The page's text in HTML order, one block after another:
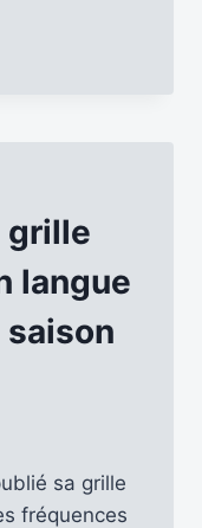
grille
langue
sa grille
fréquences